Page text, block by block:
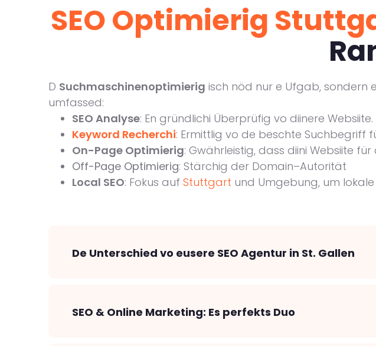
SEO Optimierig
D Suchmaschinenoptimierig isch nöd nur e Ufgab, sondern
umfassed:
SEO Analyse: En gründlichi Überprüfig vo diinere Websiite.
Keyword Recherchi: Ermittlig vo de beschte Suchbegriff
On-Page Optimierig: Gwährleistig, dass diini Websiite
Off-Page Optimierig: Stärchig der Domain–Autorität
Local SEO: Fokus auf Stuttgart und Umgebung, um
De Unterschied vo eusere SEO Agentur in St. Gallen
SEO & Online Marketing: Es perfekts Duo